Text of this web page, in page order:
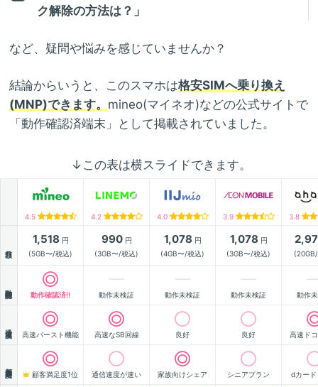
ク解除の方法は？」
など、疑問や悩みを感じていませんか？
結論からいうと、このスマホは格安SIMへ乗り換え
(MNP)できます。 mineo(マイネオ)などの公式サイトで
「動作確認済端末」として掲載されていました。
↓この表は横スライドできます。
4.5 4.2 4.0 3.9 3.8
1,518 円
(5GB〜/税込)
990円
(3GB〜/税込)
1,078 円
(4GB〜/税込)
1,078 円
(3GB〜/税込)
動作確認済!! 動作未検証 動作未検証 動作未検証 動作
高速バースト機能 高速なSB回線 良好 良好 高速ド
顧客満足度1位 通信速度が速い 家族向けシェア シニアプラン dカード